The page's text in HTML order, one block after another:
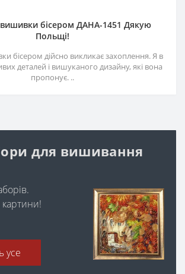
бісером ДАНА-1451 Дякую
Польщі!
бісером дійсно викликає захоплення. Я в
деталей і вишуканого дизайну, які вона
пропонує. ..
для вишивання
усе